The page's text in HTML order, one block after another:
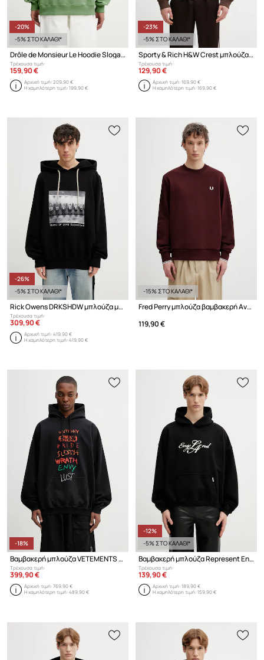
-20%
-5% ΣΤΟ ΚΑΛΑΘΙ*
Drôle de Monsieur Le Hoodie Slogan Calligraphy μπλούζα με κουκούλα ανδρική βαμβακερή
Τρέχουσα τιμή:
159,90 €
Αρχική τιμή:209,90 €
Η χαμηλότερη τιμή:199,90 €
-23%
-5% ΣΤΟ ΚΑΛΑΘΙ*
Sporty & Rich H&W Crest μπλούζα oversize βαμβακερή Ανδρική
Τρέχουσα τιμή:
129,90 €
Αρχική τιμή:169,90 €
Η χαμηλότερη τιμή:169,90 €
-26%
-5% ΣΤΟ ΚΑΛΑΘΙ*
Rick Owens DRKSHDW μπλούζα με κουκούλα βαμβακερή ανδρική
Τρέχουσα τιμή:
309,90 €
Αρχική τιμή:419,90 €
Η χαμηλότερη τιμή:419,90 €
-15% ΣΤΟ ΚΑΛΑΘΙ*
Fred Perry μπλούζα βαμβακερή Ανδρική
119,90 €
-18%
Βαμβακερή μπλούζα VETEMENTS 7 Sins
Τρέχουσα τιμή:
399,90 €
Αρχική τιμή:769,90 €
Η χαμηλότερη τιμή:489,90 €
-12%
-5% ΣΤΟ ΚΑΛΑΘΙ*
Βαμβακερή μπλούζα Represent England
Τρέχουσα τιμή:
139,90 €
Αρχική τιμή:189,90 €
Η χαμηλότερη τιμή:159,90 €